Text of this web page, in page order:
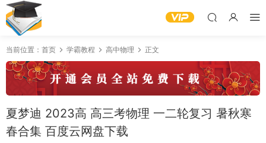
当前位置： 首页 学霸教程 高中物理 正文
夏梦迪 2023高 高三考物理 一二轮复习 暑秋寒
春合集 百度云网盘下载